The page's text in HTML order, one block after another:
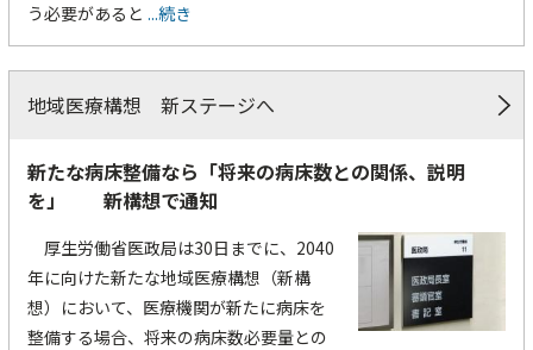
う必要があると ...続き
地域医療構想 新ステージへ
新たな病床整備なら「将来の病床数との関係、説明
を」 新構想で通知
厚生労働省医政局は30日までに、2040
年に向けた新たな地域医療構想（新構
想）において、医療機関が新たに病床を
整備する場合、将来の病床数必要量との